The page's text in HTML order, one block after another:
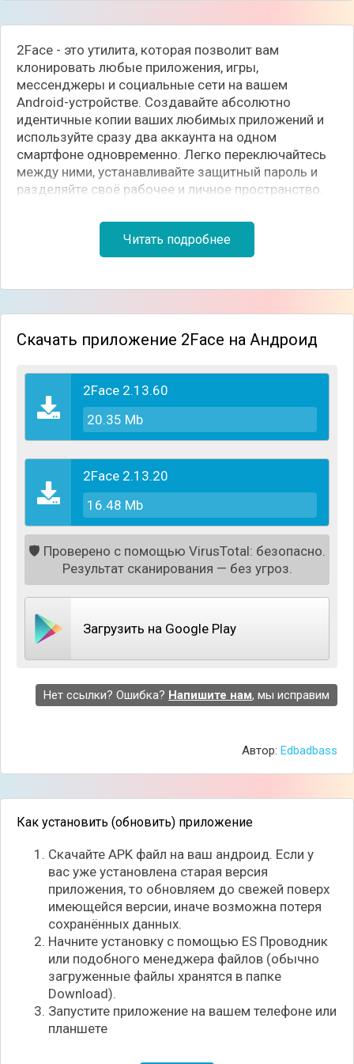
2Face - это утилита, которая позволит вам
клонировать любые приложения, игры,
мессенджеры и социальные сети на вашем
Android-устройстве. Создавайте абсолютно
идентичные копии ваших любимых приложений и
используйте сразу два аккаунта на одном
смартфоне одновременно. Легко переключайтесь
между ними, устанавливайте защитный пароль и
разделяйте своё рабочее и личное пространство.
Теперь для того, чтобы использовать два аккаунта
в WhatsApp или несколько учётных записей в
Instagram или Vk вовсе не нужно постоянно
выходить из аккаунта, переключаться между ними
можете просто продублировать любимые
запускайте утилиту, находите нужное приложение и
Читать подробнее
Скачать приложение 2Face на Андроид
2Face 2.13.60
20.35 Mb
2Face 2.13.20
16.48 Mb
🛡️ Проверено с помощью VirusTotal: безопасно.
Результат сканирования — без угроз.
Загрузить на Google Play
Нет ссылки? Ошибка? Напишите нам, мы исправим
Автор: Edbadbass
Как установить (обновить) приложение
Скачайте APK файл на ваш андроид. Если у
вас уже установлена старая версия
приложения, то обновляем до свежей поверх
имеющейся версии, иначе возможна потеря
сохранённых данных.
Начните установку с помощью ES Проводник
или подобного менеджера файлов (обычно
загруженные файлы хранятся в папке
Download).
Запустите приложение на вашем телефоне или
планшете